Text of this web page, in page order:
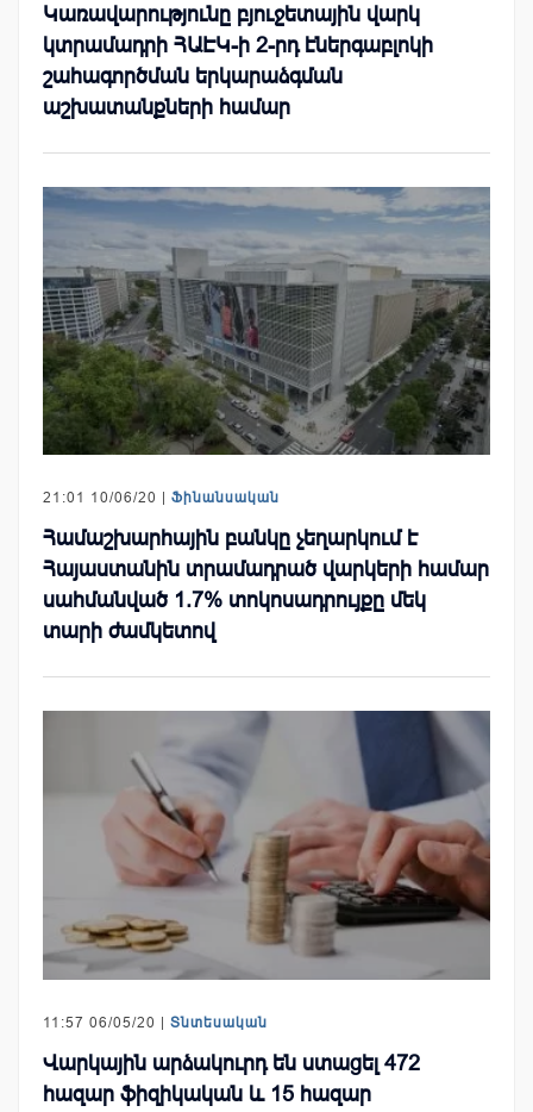
Կառավարությունը բյուջետային վարկ
կտրամադրի ՀԱԷԿ-ի 2-րդ էներգաբլոկի
շահագործման երկարաձգման
աշխատանքների համար
21:01 10/06/20 | Ֆինանսական
Համաշխարհային բանկը չեղարկում է
Հայաստանին տրամադրած վարկերի համար
սահմանված 1.7% տոկոսադրույքը մեկ
տարի ժամկետով
11:57 06/05/20 | Տնտեսական
Վարկային արձակուրդ են ստացել 472
հազար ֆիզիկական և 15 հազար